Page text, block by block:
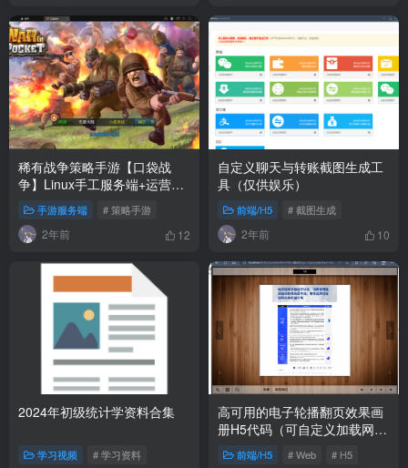
稀有战争策略手游【口袋战
争】Linux手工服务端+运营后
台+安卓
手游服务端 # 策略手游
2年前 12
自定义聊天与转账截图生成工
具（仅供娱乐）
前端/H5 # 截图生成
2年前 10
2024年初级统计学资料合集
学习视频 # 学习资料
高可用的电子轮播翻页效果画
册H5代码（可自定义加载网络
图片列表）
前端/H5 # Web # H5